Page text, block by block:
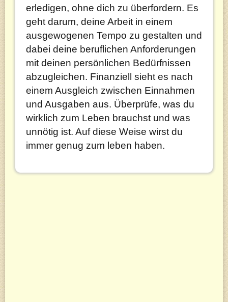
erledigen, ohne dich zu überfordern. Es
geht darum, deine Arbeit in einem
ausgewogenen Tempo zu gestalten und
dabei deine beruflichen Anforderungen
mit deinen persönlichen Bedürfnissen
abzugleichen. Finanziell sieht es nach
einem Ausgleich zwischen Einnahmen
und Ausgaben aus. Überprüfe, was du
wirklich zum Leben brauchst und was
unnötig ist. Auf diese Weise wirst du
immer genug zum leben haben.